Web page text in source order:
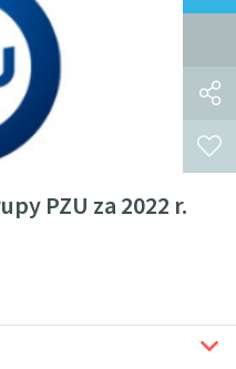
PZU za 2022 r.